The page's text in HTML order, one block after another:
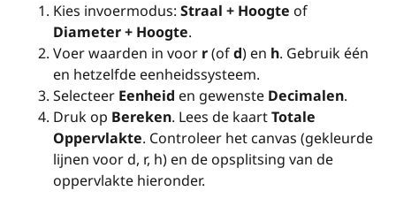
Kies invoermodus: Straal + Hoogte of
Diameter + Hoogte.
Voer waarden in voor r(ofd) en h. Gebruik één
en hetzelfde eenheidssysteem.
Selecteer Eenheid en gewenste Decimalen.
Druk op Bereken. Lees de kaartTotale
Oppervlakte. Controleer het canvas (gekleurde
lijnen voor d, r, h) en de opsplitsing van de
oppervlakte hieronder.